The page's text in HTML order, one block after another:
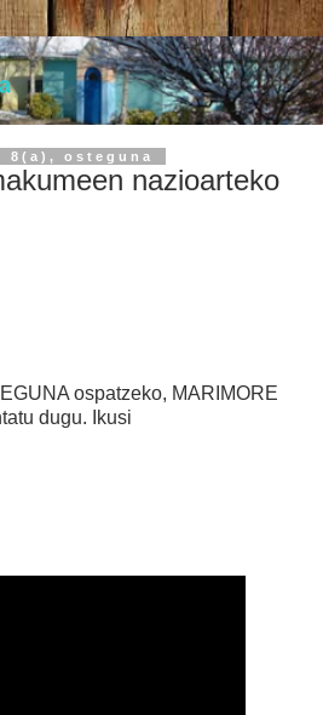
8(a), osteguna
nazioarteko
ospatzeko, MARIMORE
dugu. Ikusi